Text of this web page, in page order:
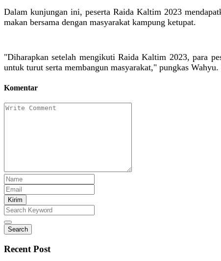
Dalam kunjungan ini, peserta Raida Kaltim 2023
makan bersama dengan masyarakat kampung ketupat.
"Diharapkan setelah mengikuti Raida Kaltim 2023, para
untuk turut serta membangun masyarakat," pungkas Wahyu.
Komentar
Kirim
Search
Recent Post